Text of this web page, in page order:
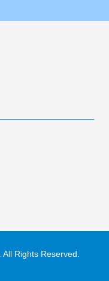
Rights Reserved.